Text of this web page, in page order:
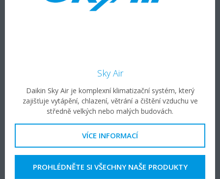
Sky Air
Daikin Sky Air je komplexní klimatizační systém, který
zajišťuje vytápění, chlazení, větrání a čištění vzduchu ve
středně velkých nebo malých budovách.
VÍCE INFORMACÍ
PROHLÉDNĚTE SI VŠECHNY NAŠE PRODUKTY